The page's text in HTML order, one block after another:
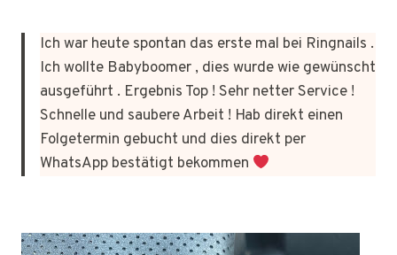
Ich war heute spontan das erste mal bei Ringnails .
Ich wollte Babyboomer , dies wurde wie gewünscht
ausgeführt . Ergebnis Top ! Sehr netter Service !
Schnelle und saubere Arbeit ! Hab direkt einen
Folgetermin gebucht und dies direkt per
WhatsApp bestätigt bekommen